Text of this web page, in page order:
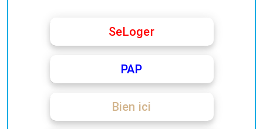
SeLoger
PAP
Bien ici